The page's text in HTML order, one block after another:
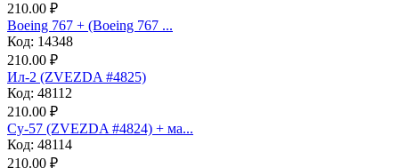
210.00 ₽
Boeing 767 + (Boeing 767 ...
Код: 14348
210.00 ₽
Ил-2 (ZVEZDA #4825)
Код: 48112
210.00 ₽
Су-57 (ZVEZDA #4824) + ма...
Код: 48114
210.00 ₽